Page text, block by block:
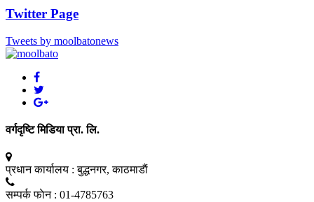
Twitter Page
Tweets by moolbatonews
वर्गदृष्टि मिडिया प्रा. लि.
प्रधान कार्यालय : बुद्धनगर, काठमाडाैं
सम्पर्क फाेन : 01-4785763